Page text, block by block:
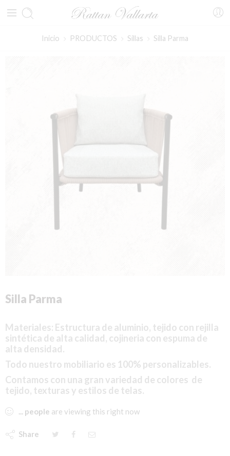
Inicio PRODUCTOS Sillas Silla Parma
Silla Parma
Materiales: Estructura de aluminio, tejido con rejilla
sintética de alta calidad, cojineria con espuma de
alta densidad.
Todo nuestro mobiliario es 100% personalizables.
Contamos con una gran variedad de colores de
tejido, texturas y estilos de telas.
... people are viewing this right now
Share